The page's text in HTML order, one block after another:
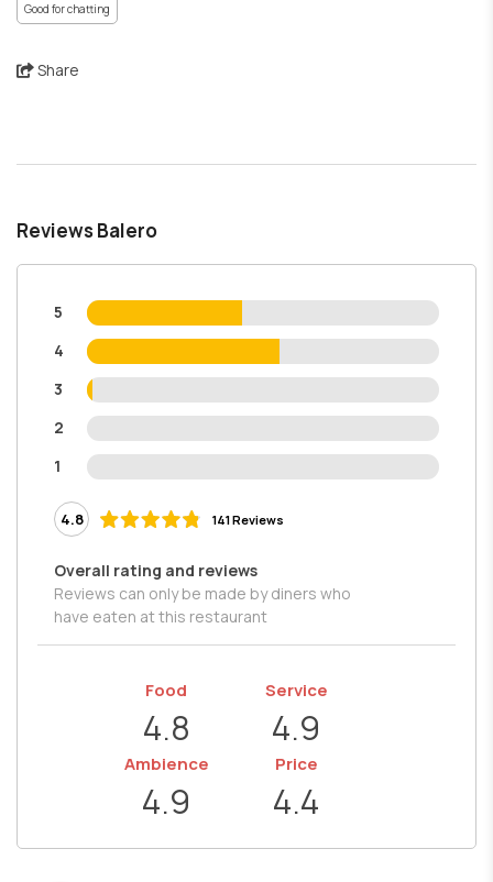
Good for chatting
Share
Reviews Balero
5
4
3
2
1
4.8 141 Reviews
Overall rating and reviews
Reviews can only be made by diners who
have eaten at this restaurant
Food
4.8
Service
4.9
Ambience
4.9
Price
4.4